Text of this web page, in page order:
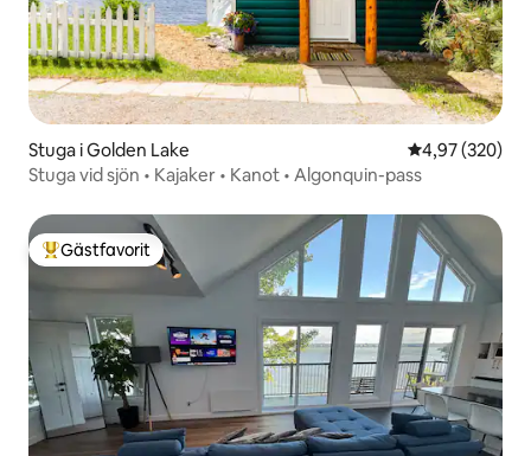
Stuga i Golden Lake 4,97 av 5 i
4,97 (320)
Stuga vid sjön • Kajaker • Kanot • Algonquin-pass
Populär gästfavorit
Gästfavorit